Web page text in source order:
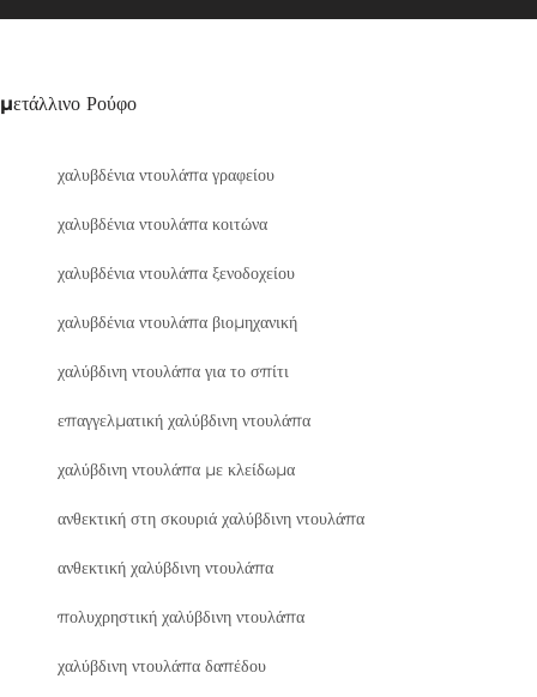
μετάλλινο Ρούφο
χαλυβδένια ντουλάπα γραφείου
χαλυβδένια ντουλάπα κοιτώνα
χαλυβδένια ντουλάπα ξενοδοχείου
χαλυβδένια ντουλάπα βιομηχανική
χαλύβδινη ντουλάπα για το σπίτι
επαγγελματική χαλύβδινη ντουλάπα
χαλύβδινη ντουλάπα με κλείδωμα
ανθεκτική στη σκουριά χαλύβδινη ντουλάπα
ανθεκτική χαλύβδινη ντουλάπα
πολυχρηστική χαλύβδινη ντουλάπα
χαλύβδινη ντουλάπα δαπέδου